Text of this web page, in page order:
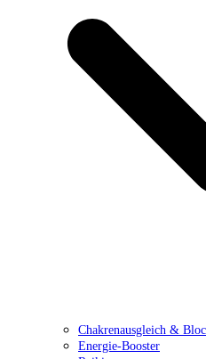
Chakrenausgleich &
Energie-Booster